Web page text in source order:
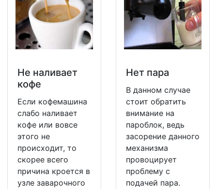
Не наливает
кофе
Если кофемашина
слабо наливает
кофе или вовсе
этого не
происходит, то
скорее всего
причина кроется в
узле заварочного
Нет пара
В данном случае
стоит обратить
внимание на
пароблок, ведь
засорение данного
механизма
провоцирует
проблему с
подачей пара.